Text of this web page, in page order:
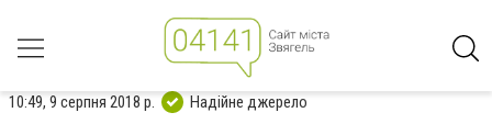
10:49, 9 серпня 2018 р. Надійне джерело